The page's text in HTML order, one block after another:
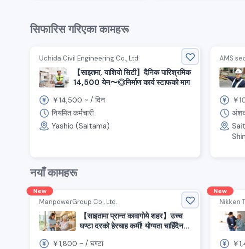
सिफारिस गरिएका कामहरू
Uchida Civil Engineering Co., Ltd.
【साइतमा, याशियो सिटी】दैनिक पारिश्रमिक
14,500 येन〜◎निर्माण कार्य स्टाफको माग
￥14,500 ~ /दिन
नियमित कर्मचारी
Yashio (Saitama)
AMS
￥
नयाँ कामहरू
New
ManpowerGroup Co., Ltd.
【साइतामा प्रान्त कावागोये शहर】उच्च
घण्टा दरको हेरचाह कर्मी! योग्यता चाहिँदैन,
￥1,800 ~ /घण्टा
New
Nikken
￥